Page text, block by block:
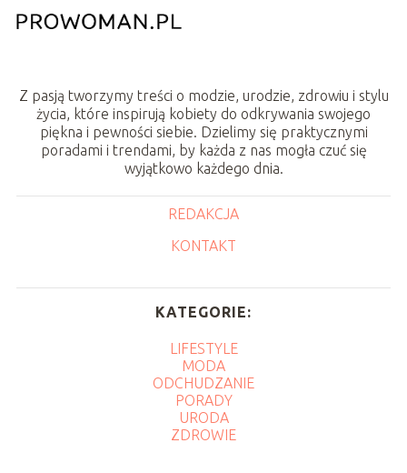
Z pasją tworzymy treści o modzie, urodzie, zdrowiu i stylu
życia, które inspirują kobiety do odkrywania swojego
piękna i pewności siebie. Dzielimy się praktycznymi
poradami i trendami, by każda z nas mogła czuć się
wyjątkowo każdego dnia.
REDAKCJA
KONTAKT
KATEGORIE:
LIFESTYLE
MODA
ODCHUDZANIE
PORADY
URODA
ZDROWIE